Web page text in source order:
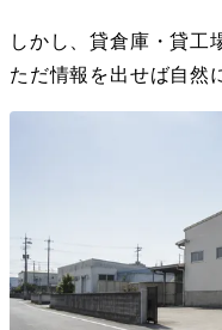
しかし、貸倉庫・貸工
ただ情報を出せば自然